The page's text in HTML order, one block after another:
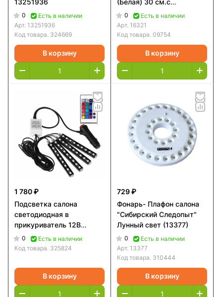
0
Есть в наличии
Арт. 13251936
Код товара. 324669
В корзину
выключателем
0
Есть в наличии
Арт. 16321
Код товара. 09754
В корзину
1 780 ₽
Подсветка салона
светодиодная в
прикуриватель 12В
управление с телефона
0
Есть в наличии
Код товара. 325824
В корзину
729 ₽
Фонарь- Плафон салона
"Сибирский Следопыт"
Лунный свет (13377)
0
Есть в наличии
Арт. 13377
Код товара. 310444
В корзину